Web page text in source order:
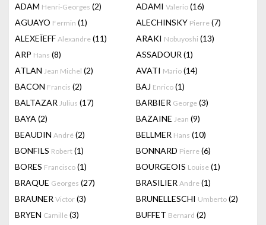
ADAM Henri-Georges (2) ADAMI Valerio (16)
AGUAYO Fermin (1) ALECHINSKY Pierre (7)
ALEXEÏEFF Alexandre (11) ARAKI Nobuyoshi (13)
ARP Hans (8) ASSADOUR (1)
ATLAN Jean Michel (2) AVATI Mario (14)
BACON Francis (2) BAJ Enrico (1)
BALTAZAR Julius (17) BARBIER George (3)
BAYA (2) BAZAINE Jean (9)
BEAUDIN André (2) BELLMER Hans (10)
BONFILS Robert (1) BONNARD Pierre (6)
BORES Francisco (1) BOURGEOIS Louise (1)
BRAQUE Georges (27) BRASILIER Andre (1)
BRAUNER Victor (3) BRUNELLESCHI Umberto (2)
BRYEN Camille (3) BUFFET Bernard (2)